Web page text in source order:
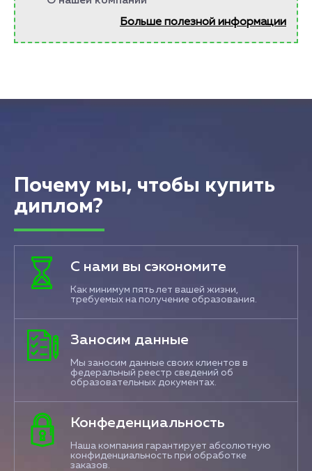
Больше полезной информации
Почему мы, чтобы купить
диплом?
С нами вы сэкономите
Как минимум пять лет вашей жизни,
требуемых на получение образования.
Заносим данные
Мы заносим данные своих клиентов в
федеральный реестр сведений об
образовательных документах.
Конфеденциальность
Наша компания гарантирует абсолютную
конфиденциальность при обработке
заказов.